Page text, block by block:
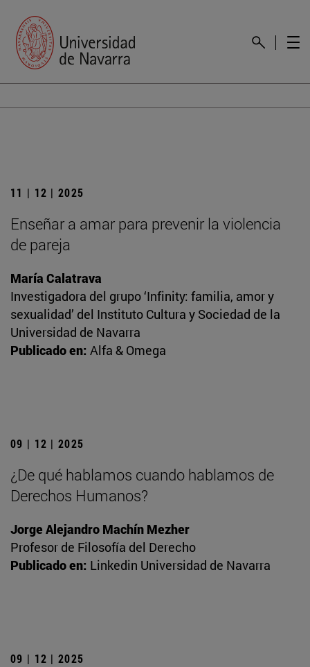
11 | 12 | 2025
Enseñar a amar para prevenir la violencia
de pareja
María Calatrava
Investigadora del grupo ‘Infinity: familia, amor y
sexualidad’ del Instituto Cultura y Sociedad de la
Universidad de Navarra
Publicado en: Alfa & Omega
09 | 12 | 2025
¿De qué hablamos cuando hablamos de
Derechos Humanos?
Jorge Alejandro Machín Mezher
Profesor de Filosofía del Derecho
Publicado en: Linkedin Universidad de Navarra
09 | 12 | 2025